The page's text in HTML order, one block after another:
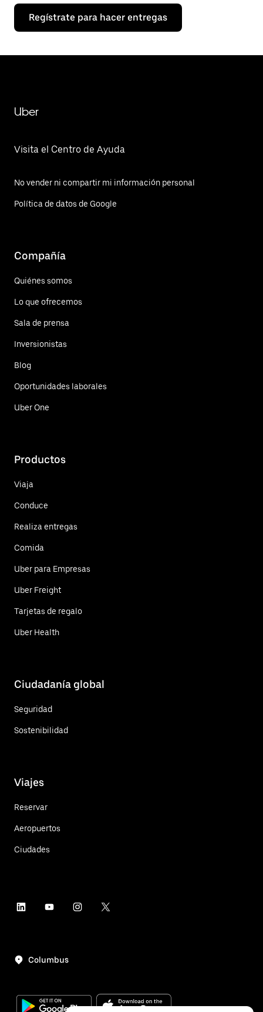
Regístrate para hacer entregas
Uber
Visita el Centro de Ayuda
No vender ni compartir mi información personal
Política de datos de Google
Compañía
Quiénes somos
Lo que ofrecemos
Sala de prensa
Inversionistas
Blog
Oportunidades laborales
Uber One
Productos
Viaja
Conduce
Realiza entregas
Comida
Uber para Empresas
Uber Freight
Tarjetas de regalo
Uber Health
Ciudadanía global
Seguridad
Sostenibilidad
Viajes
Reservar
Aeropuertos
Ciudades
Columbus